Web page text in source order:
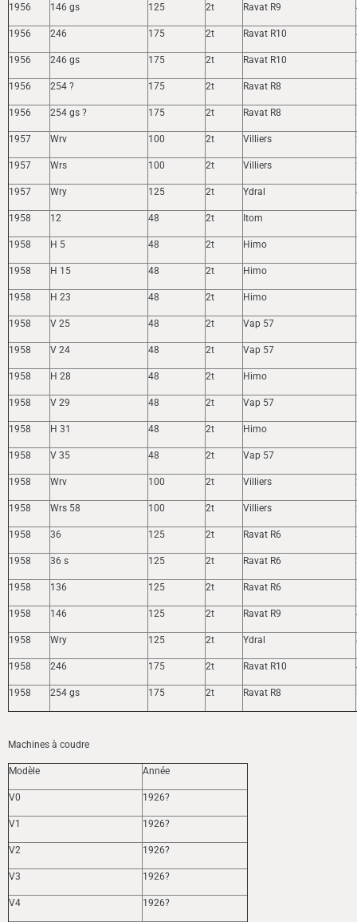
1956 146 gs 125 2t Ravat R9
1956 246 175 2t Ravat R10
1956 246 gs 175 2t Ravat R10
1956 254 ? 175 2t Ravat R8
1956 254 gs ? 175 2t Ravat R8
1957 Wrv 100 2t Villiers
1957 Wrs 100 2t Villiers
1957 Wry 125 2t Ydral
1958 12 48 2t Itom
1958 H 5 48 2t Himo
1958 H 15 48 2t Himo
1958 H 23 48 2t Himo
1958 V 25 48 2t Vap 57
1958 V 24 48 2t Vap 57
1958 H 28 48 2t Himo
1958 V 29 48 2t Vap 57
1958 H 31 48 2t Himo
1958 V 35 48 2t Vap 57
1958 Wrv 100 2t Villiers
1958 Wrs 58 100 2t Villiers
1958 36 125 2t Ravat R6
1958 36 s 125 2t Ravat R6
1958 136 125 2t Ravat R6
1958 146 125 2t Ravat R9
1958 Wry 125 2t Ydral
1958 246 175 2t Ravat R10
1958 254 gs 175 2t Ravat R8
Machines à coudre
Modèle Année
V0 1926?
V1 1926?
V2 1926?
V3 1926?
V4 1926?